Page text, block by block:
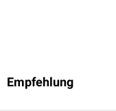
Empfehlung